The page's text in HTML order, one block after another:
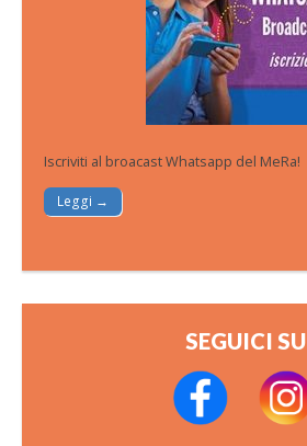
Iscriviti al broacast Whatsapp del MeRa!
Leggi →
SEGUICI SU